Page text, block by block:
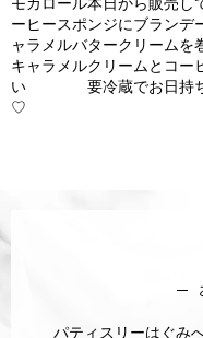
モカロール️本日から販
ーヒースポンジにブランデ
ャラメルバタークリー
キャラメルクリームとコー
い 要冷蔵でお日持ち3
♡
パティスリーはぐみ